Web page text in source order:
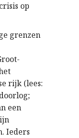
op
grenzen
rijk (lees:
een
Ieders